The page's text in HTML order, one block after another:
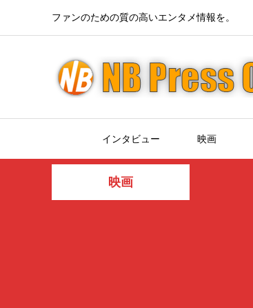
ファンのための質の高いエンタメ情報を。
インタビュー 映画
映画